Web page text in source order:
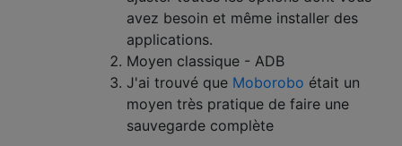
avez besoin et même installer des
applications.
Moyen classique - ADB
J'ai trouvé que Moborobo était un
moyen très pratique de faire une
sauvegarde complète